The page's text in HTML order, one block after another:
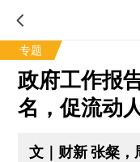
专题
政府工作报
名，促流动
文｜财新 张粲，